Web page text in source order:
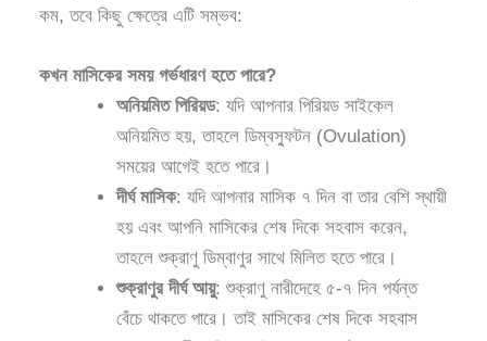
কম, তবে কিছু ক্ষেত্রে এটি সম্ভব:
কখন মাসিকের সময় গর্ভধারণ হতে পারে?
অনিয়মিত পিরিয়ড: যদি আপনার পিরিয়ড সাইকেল
অনিয়মিত হয়, তাহলে ডিম্বস্ফুটন (Ovulation)
সময়ের আগেই হতে পারে।
দীর্ঘ মাসিক: যদি আপনার মাসিক ৭ দিন বা তার বেশি স্থায়ী
হয় এবং আপনি মাসিকের শেষ দিকে সহবাস করেন,
তাহলে শুক্রাণু ডিম্বাণুর সাথে মিলিত হতে পারে।
শুক্রাণুর দীর্ঘ আয়ু: শুক্রাণু নারীদেহে ৫-৭ দিন পর্যন্ত
বেঁচে থাকতে পারে। তাই মাসিকের শেষ দিকে সহবাস